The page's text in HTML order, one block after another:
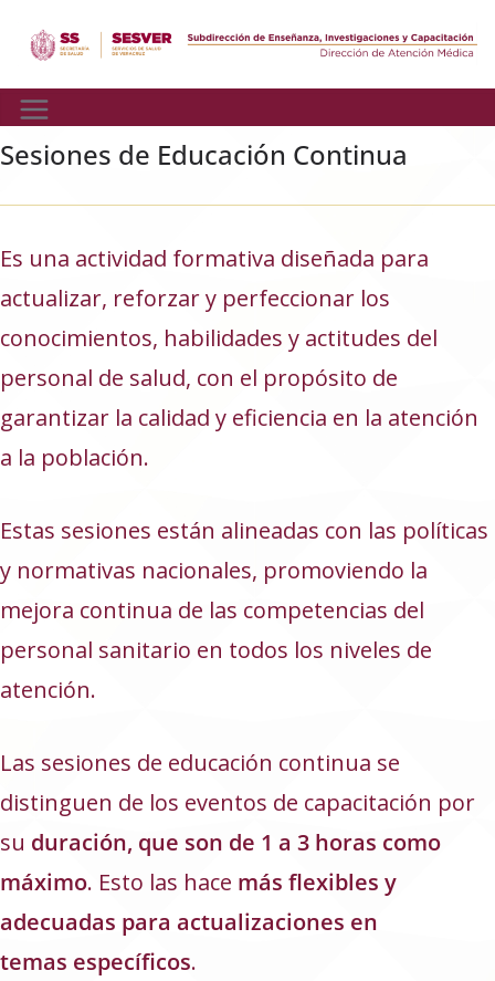
Sesiones de Educación Continua
Es una actividad formativa diseñada para
actualizar, reforzar y perfeccionar los
conocimientos, habilidades y actitudes del
personal de salud, con el propósito de
garantizar la calidad y eficiencia en la atención
a la población.
Estas sesiones están alineadas con las políticas
y normativas nacionales, promoviendo la
mejora continua de las competencias del
personal sanitario en todos los niveles de
atención.
Las sesiones de educación continua se
distinguen de los eventos de capacitación por
su duración, que son de 1 a 3 horas como
máximo. Esto las hace más flexibles y
adecuadas para actualizaciones en
temas específicos.